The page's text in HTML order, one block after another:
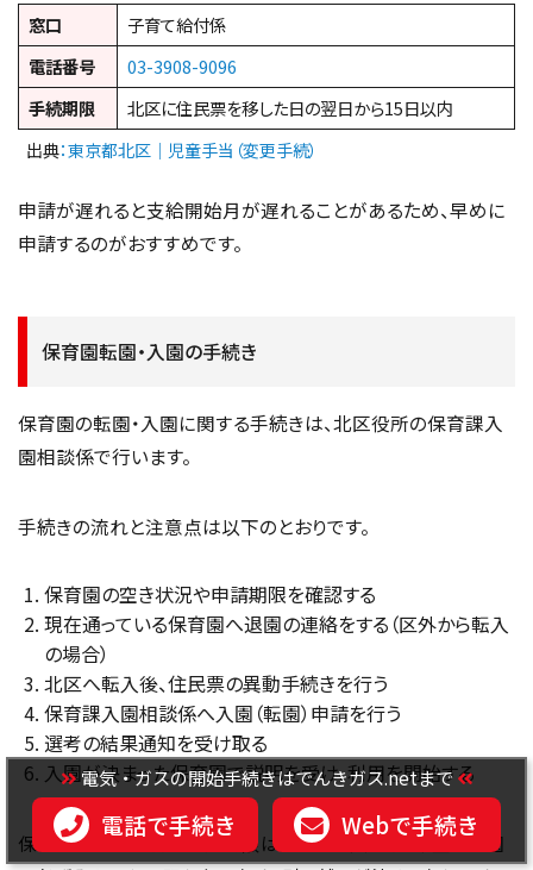
窓口
子育て給付係
電話番号
03-3908-9096
手続期限
北区に住民票を移した日の翌日から15日以内
出典：東京都北区｜児童手当（変更手続）
申請が遅れると支給開始月が遅れることがあるため、早めに
申請するのがおすすめです。
保育園転園・入園の手続き
保育園の転園・入園に関する手続きは、北区役所の保育課入
園相談係で行います。
手続きの流れと注意点は以下のとおりです。
保育園の空き状況や申請期限を確認する
現在通っている保育園へ退園の連絡をする（区外から転入
の場合）
北区へ転入後、住民票の異動手続きを行う
保育課入園相談係へ入園（転園）申請を行う
選考の結果通知を受け取る
入園が決まった保育園で説明を受け、利用を開始する
保育園の空き状況や申請期限は園ごとに異なり、希望する園
電気・ガスの開始手続きはでんきガス.netまで
電話で手続き Webで手続き